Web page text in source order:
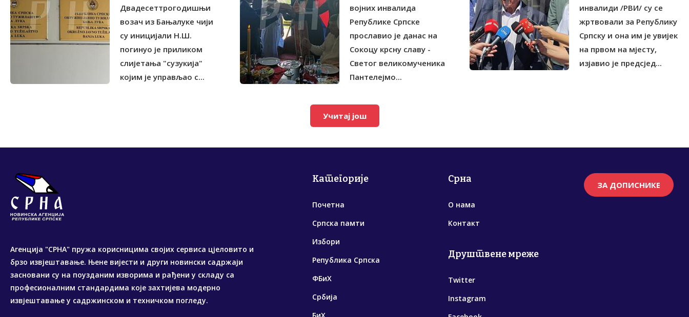
Двадесеттрогодишњи
возач из Бањалуке чији
су иницијали Н.Ш.
погинуо је приликом
слијетања "сузукија"
којим је управљао с...
војних инвалида
Републике Српске
прославио је данас на
Сокоцу крсну славу -
Светог великомученика
Пантелејмо...
инвалиди /РВИ/ су се
жртвовали за Републику
Српску и она им је увијек
на првом на мјесту,
изјавио је предсјед...
Учитај још
Агенција "СРНА" пружа корисницима својих сервиса цјеловито и
брзо извјештавање. Њене вијести и други новински садржаји
засновани су на поузданим изворима и рађени у складу са
професионалним стандардима које захтијева модерно
извјештавање у садржинском и техничком погледу.
Категорије
Почетна
Српска памти
Избори
Република Српска
ФБиХ
Србија
Срна
О нама
Контакт
Друштвене мреже
Twitter
Instagram
ЗА ДОПИСНИКЕ